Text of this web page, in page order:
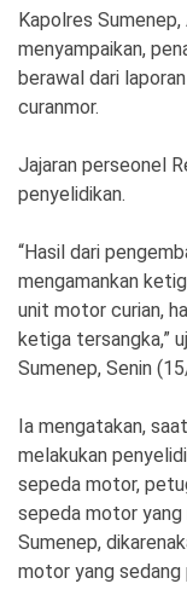
©
Copyright
News
Indonesia
.
Reserve
Kapolres
menyampaikan,
berawal dari
curanmor.
Jajaran perseonel
penyelidikan.
“Hasil dari
mengamankan
unit motor curian,
ketiga tersangka,”
Sumenep, Senin
Ia mengatakan,
melakukan
sepeda motor,
sepeda motor
Sumenep,
motor yang sedang